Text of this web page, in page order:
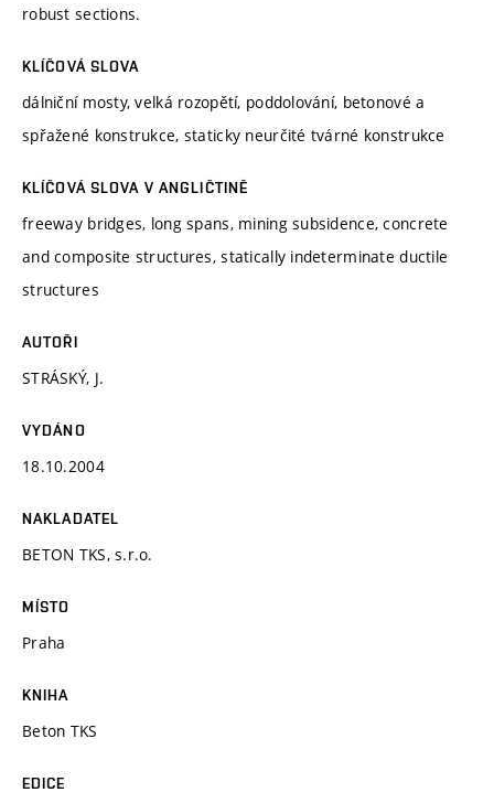
robust sections.
KLÍČOVÁ SLOVA
dálniční mosty, velká rozopětí, poddolování, betonové a
spřažené konstrukce, staticky neurčité tvárné konstrukce
KLÍČOVÁ SLOVA V ANGLIČTINĚ
freeway bridges, long spans, mining subsidence, concrete
and composite structures, statically indeterminate ductile
structures
AUTOŘI
STRÁSKÝ, J.
VYDÁNO
18.10.2004
NAKLADATEL
BETON TKS, s.r.o.
MÍSTO
Praha
KNIHA
Beton TKS
EDICE